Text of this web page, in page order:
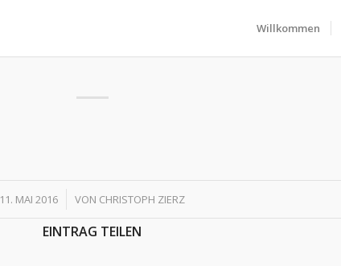
Willkommen
11. MAI 2016
/ VON CHRISTOPH ZIERZ
EINTRAG TEILEN